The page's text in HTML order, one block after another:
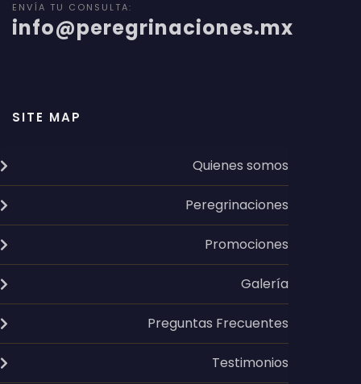
ENVÍA TU CONSULTA:
info@peregrinaciones.mx
SITE MAP
Quienes somos
Peregrinaciones
Promociones
Galería
Preguntas Frecuentes
Testimonios